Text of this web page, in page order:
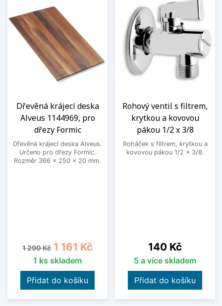
Dřevěná krájecí deska
Alveus 1144969, pro
dřezy Formic
Dřevěná krájecí deska Alveus.
Určeno pro dřezy Formic.
Rozměr 366 x 250 x 20 mm.
Běžná cena
1 290 Kč Cena
1 161 Kč
1 ks skladem
Přidat do košíku
Rohový ventil s filtrem,
krytkou a kovovou
pákou 1/2 x 3/8
Roháček s filtrem, krytkou a
kovovou pákou 1/2 x 3/8.
Cena
140 Kč
5 a více skladem
Přidat do košíku